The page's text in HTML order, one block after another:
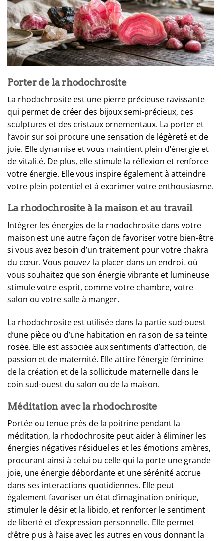
Porter de la rhodochrosite
La rhodochrosite est une pierre précieuse ravissante
qui permet de créer des bijoux semi-précieux, des
sculptures et des cristaux ornementaux. La porter et
l’avoir sur soi procure une sensation de légèreté et de
joie. Elle dynamise et vous maintient plein d’énergie et
de vitalité. De plus, elle stimule la réflexion et renforce
votre énergie. Elle vous inspire également à atteindre
votre plein potentiel et à exprimer votre enthousiasme.
La rhodochrosite à la maison et au travail
Intégrer les énergies de la rhodochrosite dans votre
maison est une autre façon de favoriser votre bien-être
si vous avez besoin d’un traitement pour votre chakra
du cœur. Vous pouvez la placer dans un endroit où
vous souhaitez que son énergie vibrante et lumineuse
stimule votre esprit, comme votre chambre, votre
salon ou votre salle à manger.
La rhodochrosite est utilisée dans la partie sud-ouest
d’une pièce ou d’une habitation en raison de sa teinte
rosée. Elle est associée aux sentiments d’affection, de
passion et de maternité. Elle attire l’énergie féminine
de la création et de la sollicitude maternelle dans le
coin sud-ouest du salon ou de la maison.
Méditation avec la rhodochrosite
Portée ou tenue près de la poitrine pendant la
méditation, la rhodochrosite peut aider à éliminer les
énergies négatives résiduelles et les émotions amères,
procurant ainsi à celui ou celle qui la porte une grande
joie, une énergie débordante et une sérénité accrue
dans ses interactions quotidiennes. Elle peut
également favoriser un état d’imagination onirique,
stimuler le désir et la libido, et renforcer le sentiment
de liberté et d’expression personnelle. Elle permet
d’être plus à l’aise avec les autres en vous donnant la